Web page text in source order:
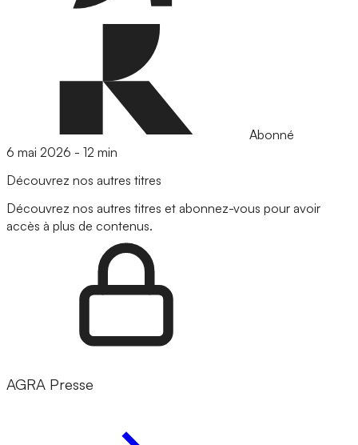
Abonné
6 mai 2026 - 12 min
Découvrez nos autres titres
Découvrez nos autres titres et abonnez-vous pour avoir
accès à plus de contenus.
AGRA Presse